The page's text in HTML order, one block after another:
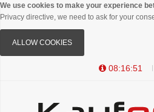
We use cookies to make your experience
Privacy directive, we need to ask for your
ALLOW COOKIES
08:16:51